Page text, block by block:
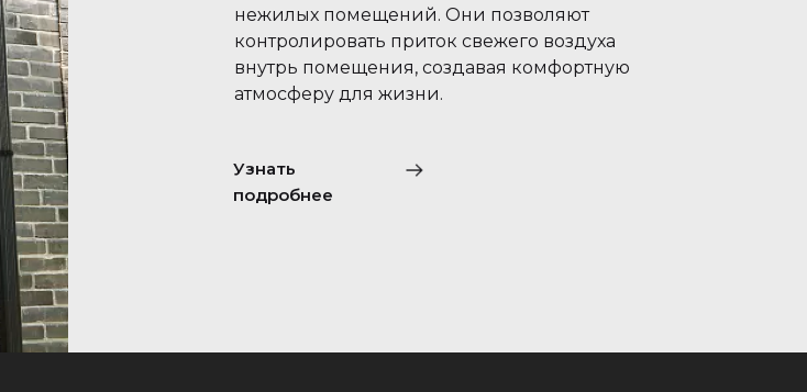
нежилых помещений. Они позволяют
контролировать приток свежего воздуха
внутрь помещения, создавая комфортную
атмосферу для жизни.
Узнать
подробнее